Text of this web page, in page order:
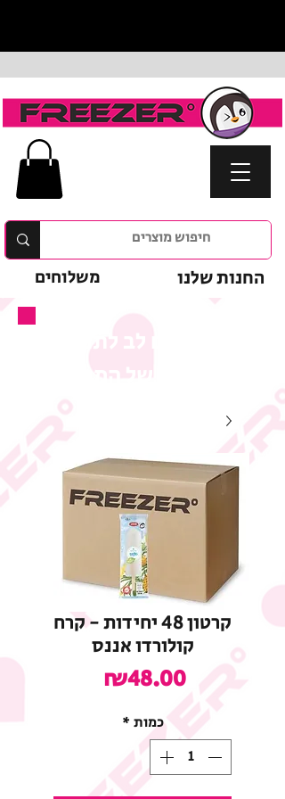
החנות שלנו משלוחים
המבצע של המוצר
קרטון 48 יחידות - קרח
קולורדו אננס
₪48.00
כמות *